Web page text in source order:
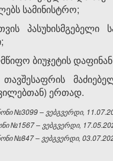
სამინისტრო;
ბიუჯეტის
ერთად.
№3099 – ვებგვერდი,
№1567 – ვებგვერდი,
№847 – ვებგვერდი,